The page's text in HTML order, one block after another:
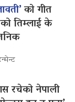
को गीत
तिम्लाई के
रचेको नेपाली